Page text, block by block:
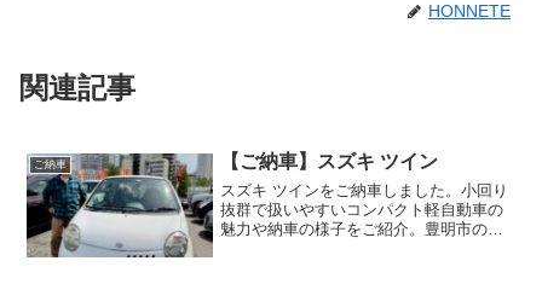
HONNETE
関連記事
ご納車 【ご納車】スズキ ツイン
スズキ ツインをご納車しました。小回り
抜群で扱いやすいコンパクト軽自動車の
魅力や納車の様子をご紹介。豊明市の中